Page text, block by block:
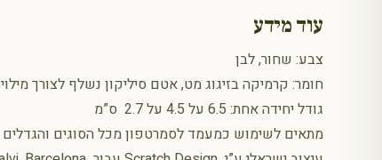
עוד מידע
צבע: שחור, לבן
חומר: קרמיקה בזיגוג מט, אטם סיליקון נשלף לצורך מילוי
גודל יחידה אחת: 6.5 על 4.5 על 2.7 ס”מ
מתאים לשימוש כמעמד לסמרטפון מכל הסוגים והגדלים